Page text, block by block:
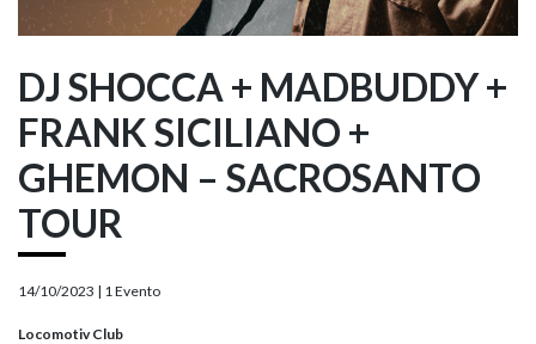
DJ SHOCCA + MADBUDDY +
FRANK SICILIANO +
GHEMON – SACROSANTO
TOUR
14/10/2023 | 1 Evento
Locomotiv Club